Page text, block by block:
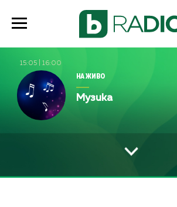
15:05 16:00
НА ЖИВО
Музика